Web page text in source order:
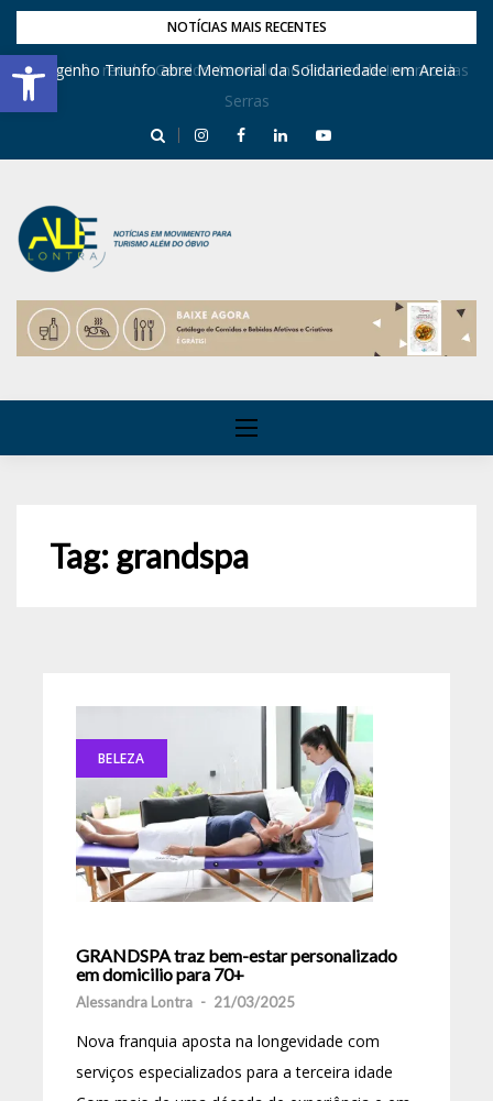
Barra de Ferramentas Aberta
NOTÍCIAS MAIS RECENTES
Dona Inês recebe Geraldo Azevedo no Festival de Inverno das
Serras
Engenho Triunfo abre Memorial da Solidariedade em Areia
Tag: grandspa
BELEZA
GRANDSPA traz bem-estar personalizado
em domicilio para 70+
Alessandra Lontra - 21/03/2025
Nova franquia aposta na longevidade com
serviços especializados para a terceira idade